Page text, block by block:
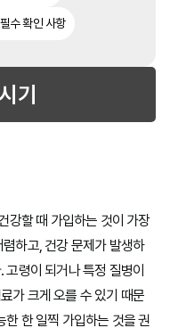
수 확인 사항
기
강할 때 가입하는 것이 가장
하고, 건강 문제가 발생하
령이 되거나 특정 질병이
가 크게 오를 수 있기 때문
한 일찍 가입하는 것을 권